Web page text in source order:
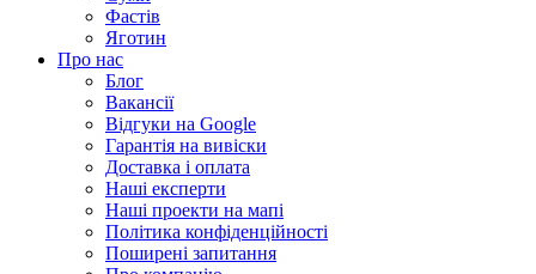
Фастів
Яготин
Про нас
Блог
Вакансії
Відгуки на Google
Гарантія на вивіски
Доставка і оплата
Наші експерти
Наші проекти на мапі
Політика конфіденційності
Поширені запитання